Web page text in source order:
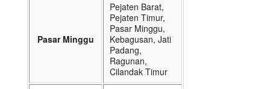
Pasar Minggu
Pejaten Barat,
Pejaten Timur,
Pasar Minggu,
Kebagusan, Jati
Padang,
Ragunan,
Cilandak Timur